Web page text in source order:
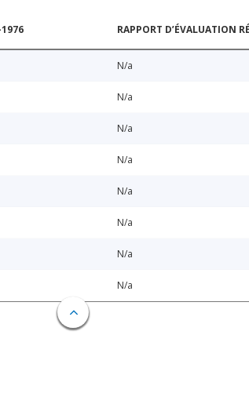
RAPPORT D’ÉVALUATION
N/a
N/a
N/a
N/a
N/a
N/a
N/a
N/a